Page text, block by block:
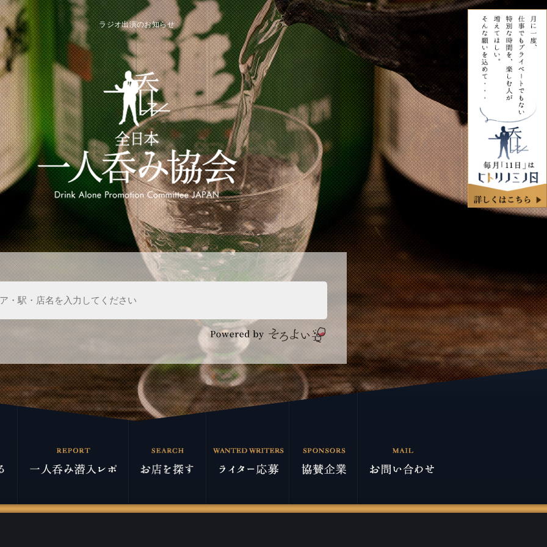
ラジオ出演のお知らせ